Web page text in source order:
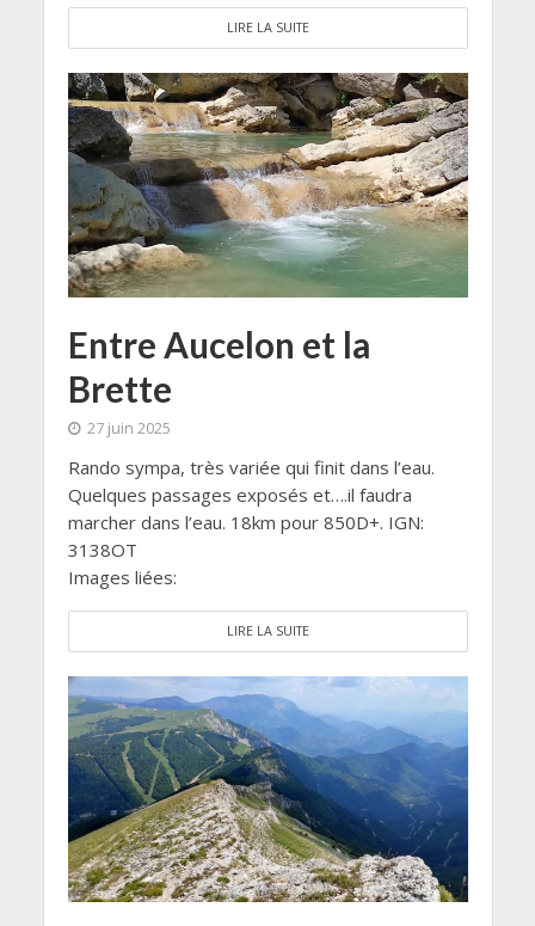
LIRE LA SUITE
Entre Aucelon et la
Brette
27 juin 2025
Rando sympa, très variée qui finit dans l’eau.
Quelques passages exposés et….il faudra
marcher dans l’eau. 18km pour 850D+. IGN:
3138OT
Images liées:
LIRE LA SUITE